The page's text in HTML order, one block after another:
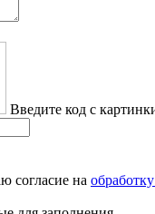
Введите код с
согласие на